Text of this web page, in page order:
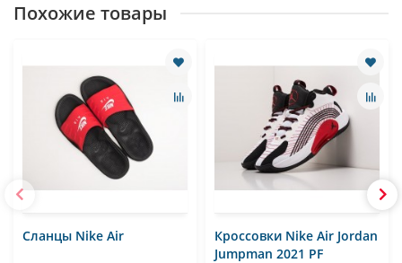
Похожие товары
Сланцы Nike Air
Кроссовки Nike Air Jordan
Jumpman 2021 PF